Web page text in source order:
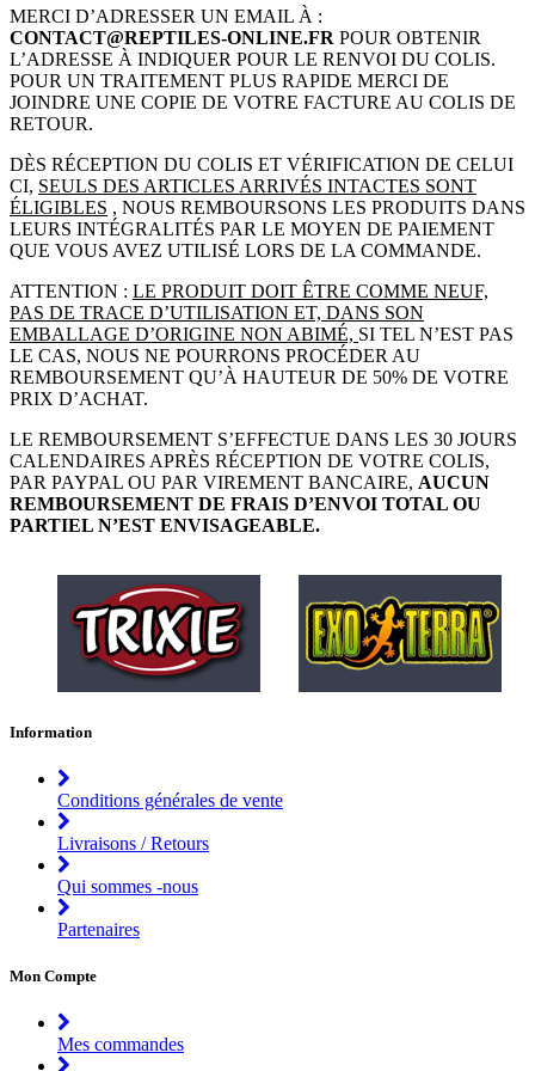
MERCI D’ADRESSER UN EMAIL À :
CONTACT@REPTILES-ONLINE.FR POUR OBTENIR
L’ADRESSE À INDIQUER POUR LE RENVOI DU COLIS.
POUR UN TRAITEMENT PLUS RAPIDE MERCI DE
JOINDRE UNE COPIE DE VOTRE FACTURE AU COLIS DE
RETOUR.
DÈS RÉCEPTION DU COLIS ET VÉRIFICATION DE CELUI
CI, SEULS DES ARTICLES ARRIVÉS INTACTES SONT
ÉLIGIBLES , NOUS REMBOURSONS LES PRODUITS DANS
LEURS INTÉGRALITÉS PAR LE MOYEN DE PAIEMENT
QUE VOUS AVEZ UTILISÉ LORS DE LA COMMANDE.
ATTENTION : LE PRODUIT DOIT ÊTRE COMME NEUF,
PAS DE TRACE D’UTILISATION ET, DANS SON
EMBALLAGE D’ORIGINE NON ABIMÉ, SI TEL N’EST PAS
LE CAS, NOUS NE POURRONS PROCÉDER AU
REMBOURSEMENT QU’À HAUTEUR DE 50% DE VOTRE
PRIX D’ACHAT.
LE REMBOURSEMENT S’EFFECTUE DANS LES 30 JOURS
CALENDAIRES APRÈS RÉCEPTION DE VOTRE COLIS,
PAR PAYPAL OU PAR VIREMENT BANCAIRE, AUCUN
REMBOURSEMENT DE FRAIS D’ENVOI TOTAL OU
PARTIEL N’EST ENVISAGEABLE.
Information
Conditions générales de vente
Livraisons / Retours
Qui sommes -nous
Partenaires
Mon Compte
Mes commandes